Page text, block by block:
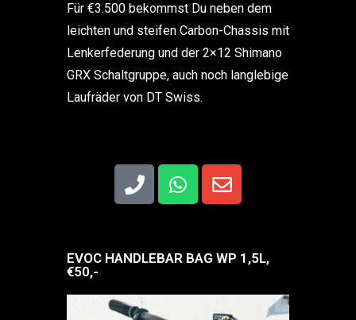
Für €3.500 bekommst Du neben dem
leichten und steifen Carbon-Chassis mit
Lenkerfederung und der 2×12 Shimano
GRX Schaltgruppe, auch noch langlebige
Laufräder von DT Swiss.
EVOC HANDLEBAR BAG WP 1,5L,
€50,-